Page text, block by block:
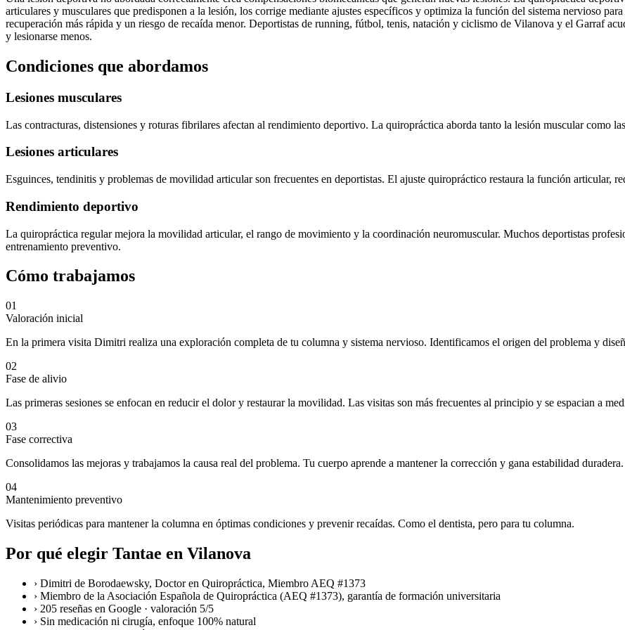
articulares y musculares que predisponen a la lesión, los corrige mediante ajustes específicos y optimiza la función del sistema nervioso
recuperación más rápida y un riesgo de recaída menor. Deportistas de running, fútbol, tenis, natación y ciclismo de Vilanova y el Garraf
y lesionarse menos.
Condiciones que abordamos
Lesiones musculares
Las contracturas, distensiones y roturas fibrilares afectan al rendimiento deportivo. La quiropráctica aborda tanto la lesión muscular como
Lesiones articulares
Esguinces, tendinitis y problemas de movilidad articular son frecuentes en deportistas. El ajuste quiropráctico restaura la función articular,
Rendimiento deportivo
La quiropráctica regular mejora la movilidad articular, el rango de movimiento y la coordinación neuromuscular. Muchos deportistas
entrenamiento preventivo.
Cómo trabajamos
01
Valoración inicial
En la primera visita Dimitri realiza una exploración completa de tu columna y sistema nervioso. Identificamos el origen del problema y
02
Fase de alivio
Las primeras sesiones se enfocan en reducir el dolor y restaurar la movilidad. Las visitas son más frecuentes al principio y se espacian a
03
Fase correctiva
Consolidamos las mejoras y trabajamos la causa real del problema. Tu cuerpo aprende a mantener la corrección y gana estabilidad duradera.
04
Mantenimiento preventivo
Visitas periódicas para mantener la columna en óptimas condiciones y prevenir recaídas. Como el dentista, pero para tu columna.
Por qué elegir Tantae en Vilanova
› Dimitri de Borodaewsky, Doctor en Quiropráctica, Miembro AEQ #1373
› Miembro de la Asociación Española de Quiropráctica (AEQ #1373), garantía de formación universitaria
› 205 reseñas en Google · valoración 5/5
› Sin medicación ni cirugía, enfoque 100% natural